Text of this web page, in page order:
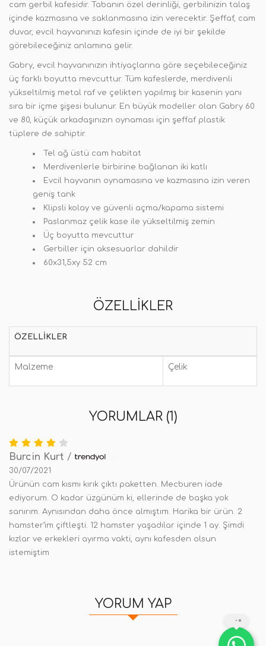
cam gerbil kafesidir. Tabanın özel derinliği, gerbilinizin talaş
içinde kazmasına ve saklanmasına izin verecektir. Şeffaf, cam
duvar, evcil hayvanınızı kafesin içinde de iyi bir şekilde
görebileceğiniz anlamına gelir.
Gabry, evcil hayvanınızın ihtiyaçlarına göre seçebileceğiniz
üç farklı boyutta mevcuttur. Tüm kafeslerde, merdivenli
yükseltilmiş metal raf ve çelikten yapılmış bir kasenin yanı
sıra bir içme şişesi bulunur. En büyük modeller olan Gabry 60
ve 80, küçük arkadaşınızın oynaması için şeffaf plastik
tüplere de sahiptir.
Tel ağ üstü cam habitat
Merdivenlerle birbirine bağlanan iki katlı
Evcil hayvanın oynamasına ve kazmasına izin veren
geniş tank
Klipsli kolay ve güvenli açma/kapama sistemi
Paslanmaz çelik kase ile yükseltilmiş zemin
Üç boyutta mevcuttur
Gerbiller için aksesuarlar dahildir
60x31,5xy 52 cm
ÖZELLIKLER
ÖZELLIKLER
Malzeme Çelik
YORUMLAR (1)
Burcin Kurt /
30/07/2021
Ürünün cam kısmı kırık çıktı paketten. Mecburen iade
ediyorum. O kadar üzgünüm ki, ellerinde de başka yok
sanırım. Aynısından daha önce almıştım. Harika bir ürün. 2
hamster’im çiftleşti. 12 hamster yaşadılar içinde 1 ay. Şimdi
kızlar ve erkekleri ayırma vakti, aynı kafesden olsun
istemiştim
YORUM YAP